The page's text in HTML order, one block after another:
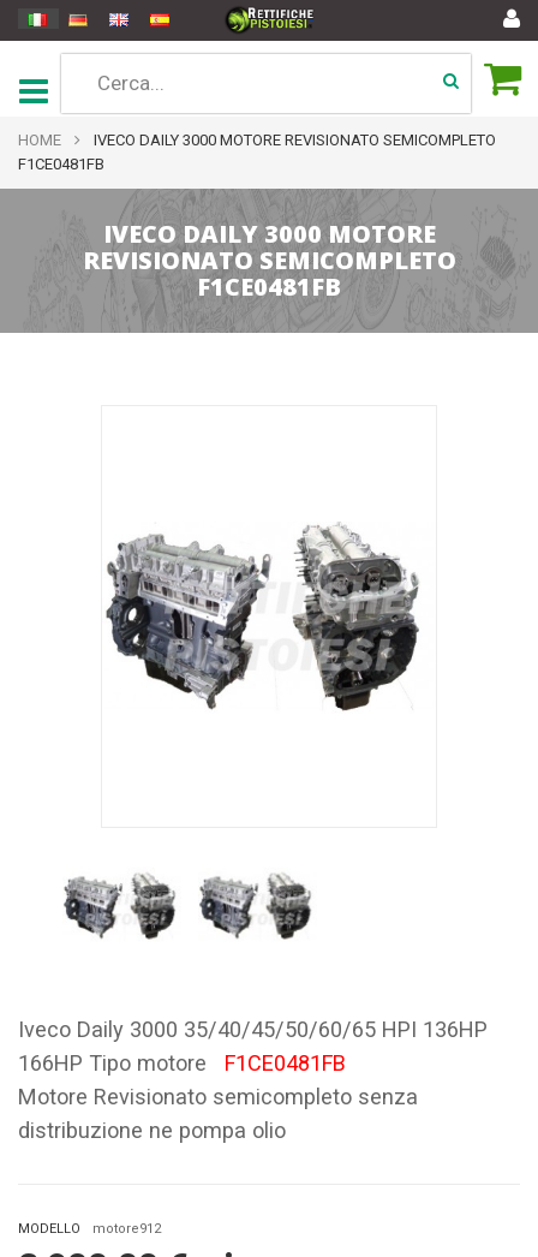
HOME
IVECO DAILY 3000 MOTORE REVISIONATO SEMICOMPLETO
F1CE0481FB
IVECO DAILY 3000 MOTORE
REVISIONATO SEMICOMPLETO
F1CE0481FB
Iveco Daily 3000 35/40/45/50/60/65 HPI 136HP
166HP Tipo motore
F1CE0481FB
Motore Revisionato semicompleto senza
distribuzione ne pompa olio
MODELLO motore912